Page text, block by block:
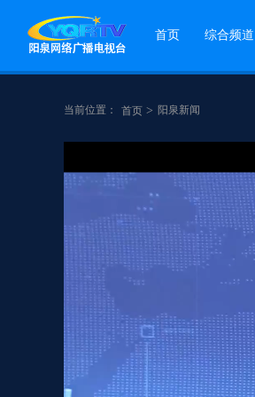
首页 综合频道
当前位置： 首页 > 阳泉新闻